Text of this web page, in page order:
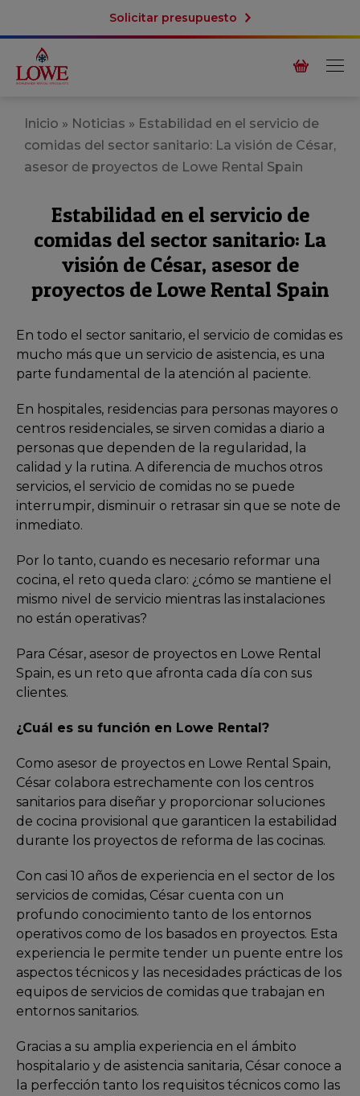
Solicitar presupuesto
Inicio » Noticias » Estabilidad en el servicio de
comidas del sector sanitario: La visión de César,
asesor de proyectos de Lowe Rental Spain
Estabilidad en el servicio de
comidas del sector sanitario: La
visión de César, asesor de
proyectos de Lowe Rental Spain
En todo el sector sanitario, el servicio de comidas es
mucho más que un servicio de asistencia, es una
parte fundamental de la atención al paciente.
En hospitales, residencias para personas mayores o
centros residenciales, se sirven comidas a diario a
personas que dependen de la regularidad, la
calidad y la rutina. A diferencia de muchos otros
servicios, el servicio de comidas no se puede
interrumpir, disminuir o retrasar sin que se note de
inmediato.
Por lo tanto, cuando es necesario reformar una
cocina, el reto queda claro: ¿cómo se mantiene el
mismo nivel de servicio mientras las instalaciones
no están operativas?
Para César, asesor de proyectos en Lowe Rental
Spain, es un reto que afronta cada día con sus
clientes.
¿Cuál es su función en Lowe Rental?
Como asesor de proyectos en Lowe Rental Spain,
César colabora estrechamente con los centros
sanitarios para diseñar y proporcionar soluciones
de cocina provisional que garanticen la estabilidad
durante los proyectos de reforma de las cocinas.
Con casi 10 años de experiencia en el sector de los
servicios de comidas, César cuenta con un
profundo conocimiento tanto de los entornos
operativos como de los basados en proyectos. Esta
experiencia le permite tender un puente entre los
aspectos técnicos y las necesidades prácticas de los
equipos de servicios de comidas que trabajan en
entornos sanitarios.
Gracias a su amplia experiencia en el ámbito
hospitalario y de asistencia sanitaria, César conoce a
la perfección tanto los requisitos técnicos como las